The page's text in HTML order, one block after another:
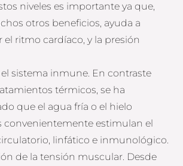
niveles es importante ya que,
otros beneficios, ayuda a
ritmo cardíaco, y la presión
el sistema inmune. En contraste
térmicos, se ha
que el agua fría o el hielo
convenientemente estimulan el
linfático e inmunológico.
de la tensión muscular. Desde